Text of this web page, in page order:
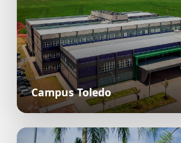
Campus Toledo